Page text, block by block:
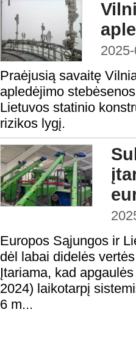
Praėjusią savaitę
apledėjimo
Lietuvos statinio
rizikos lygį.
Europos Sąjungos ir
dėl labai didelės
Įtariama, kad
2024) laikotarpį
6 m...